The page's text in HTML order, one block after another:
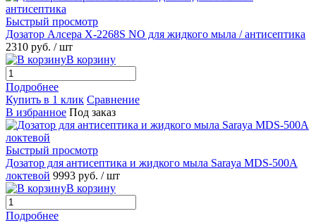
Быстрый просмотр
Дозатор Алсера X-2268S NO для жидкого мыла / антисептика
2310 руб. / шт
В корзину
Подробнее
Купить в 1 клик Сравнение
В избранное Под заказ
Быстрый просмотр
Дозатор для антисептика и жидкого мыла Saraya MDS-500A
локтевой 9993 руб. / шт
В корзину
Подробнее